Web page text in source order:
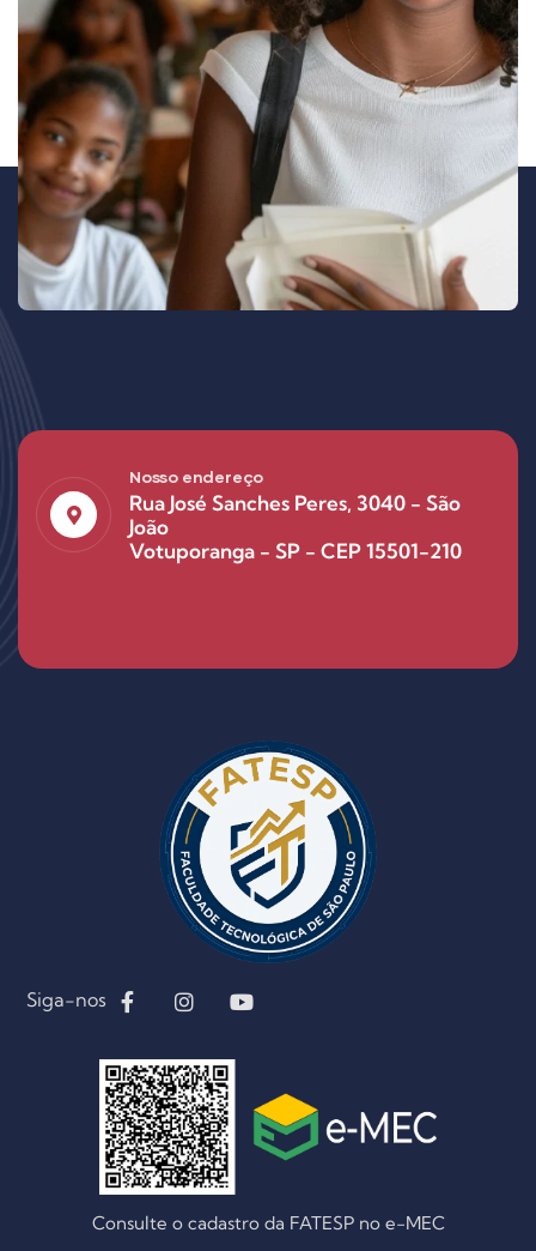
Nosso endereço
Rua José Sanches Peres, 3040 - São
João
Votuporanga - SP - CEP 15501-210
Siga-nos
Consulte o cadastro da FATESP no e-MEC